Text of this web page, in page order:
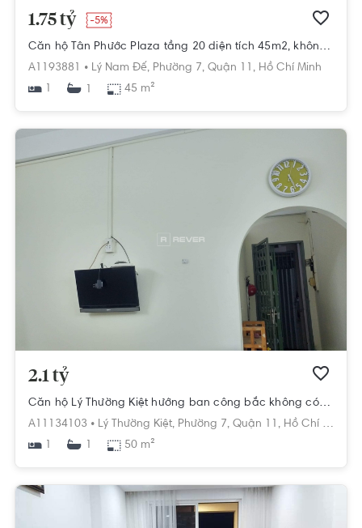
1.75 tỷ -5%
Căn hộ Tân Phước Plaza tầng 20 diện tích 45m2, không có nội thất.
A1193881 • Lý Nam Đế, Phường 7, Quận 11, Hồ Chí Minh
1
45 m²
2.1 tỷ
Căn hộ Lý Thường Kiệt hướng ban công bắc không có nội thất diện tích 50m².
A11134103 • Lý Thường Kiệt, Phường 7, Quận 11, Hồ Chí Minh
1 50 m²